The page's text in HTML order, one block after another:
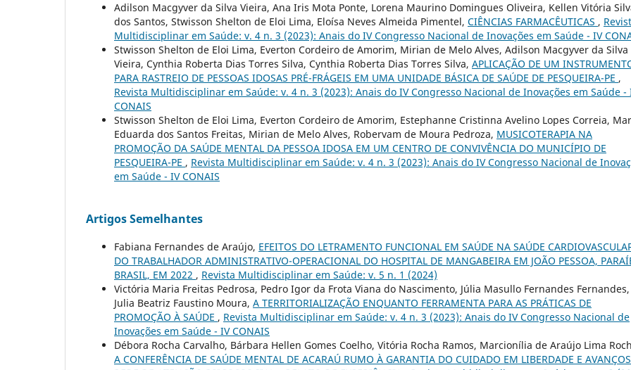
Adilson Macgyver da Silva Vieira, Ana Iris Mota Ponte, Lorena Maurino Domingues Oliveira, Kellen Vitória
dos Santos, Stwisson Shelton de Eloi Lima, Eloísa Neves Almeida Pimentel, CIÊNCIAS FARMACÊUTICAS ,
Multidisciplinar em Saúde: v. 4 n. 3 (2023): Anais do IV Congresso Nacional de Inovações em Saúde - IV
Stwisson Shelton de Eloi Lima, Everton Cordeiro de Amorim, Mirian de Melo Alves, Adilson Macgyver da Silva
Vieira, Cynthia Roberta Dias Torres Silva, Cynthia Roberta Dias Torres Silva, APLICAÇÃO DE UM
PARA RASTREIO DE PESSOAS IDOSAS PRÉ-FRÁGEIS EM UMA UNIDADE BÁSICA DE SAÚDE DE PESQUEIRA-PE ,
Revista Multidisciplinar em Saúde: v. 4 n. 3 (2023): Anais do IV Congresso Nacional de Inovações em Saúde -
CONAIS
Stwisson Shelton de Eloi Lima, Everton Cordeiro de Amorim, Estephanne Cristinna Avelino Lopes Correia,
Eduarda dos Santos Freitas, Mirian de Melo Alves, Robervam de Moura Pedroza, MUSICOTERAPIA NA
PROMOÇÃO DA SAÚDE MENTAL DA PESSOA IDOSA EM UM CENTRO DE CONVIVÊNCIA DO MUNICÍPIO DE
PESQUEIRA-PE , Revista Multidisciplinar em Saúde: v. 4 n. 3 (2023): Anais do IV Congresso Nacional de
em Saúde - IV CONAIS
Artigos Semelhantes
Fabiana Fernandes de Araújo, EFEITOS DO LETRAMENTO FUNCIONAL EM SAÚDE NA SAÚDE
DO TRABALHADOR ADMINISTRATIVO-OPERACIONAL DO HOSPITAL DE MANGABEIRA EM JOÃO PESSOA,
BRASIL, EM 2022 , Revista Multidisciplinar em Saúde: v. 5 n. 1 (2024)
Victória Maria Freitas Pedrosa, Pedro Igor da Frota Viana do Nascimento, Júlia Masullo Fernandes Fernandes,
Julia Beatriz Faustino Moura, A TERRITORIALIZAÇÃO ENQUANTO FERRAMENTA PARA AS PRÁTICAS DE
PROMOÇÃO À SAÚDE , Revista Multidisciplinar em Saúde: v. 4 n. 3 (2023): Anais do IV Congresso Nacional de
Inovações em Saúde - IV CONAIS
Débora Rocha Carvalho, Bárbara Hellen Gomes Coelho, Vitória Rocha Ramos, Marcionília de Araújo Lima
A CONFERÊNCIA DE SAÚDE MENTAL DE ACARAÚ RUMO À GARANTIA DO CUIDADO EM LIBERDADE E